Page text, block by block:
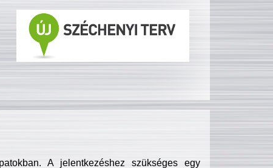
A jelentkezéshez szükséges egy